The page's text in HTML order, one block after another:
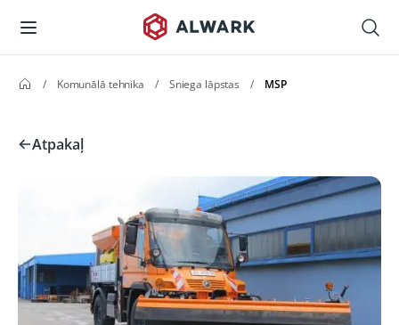
/ Komunālā tehnika / Sniega lāpstas / MSP
Atpakaļ